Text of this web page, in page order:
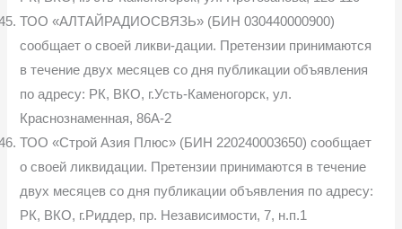
ТОО «АЛТАЙРАДИОСВЯЗЬ» (БИН 030440000900)
сообщает о своей ликви-дации. Претензии принимаются
в течение двух месяцев со дня публикации объявления
по адресу: РК, ВКО, г.Усть-Каменогорск, ул.
Краснознаменная, 86А-2
ТОО «Строй Азия Плюс» (БИН 220240003650) сообщает
о своей ликвидации. Претензии принимаются в течение
двух месяцев со дня публикации объявления по адресу:
РК, ВКО, г.Риддер, пр. Независимости, 7, н.п.1